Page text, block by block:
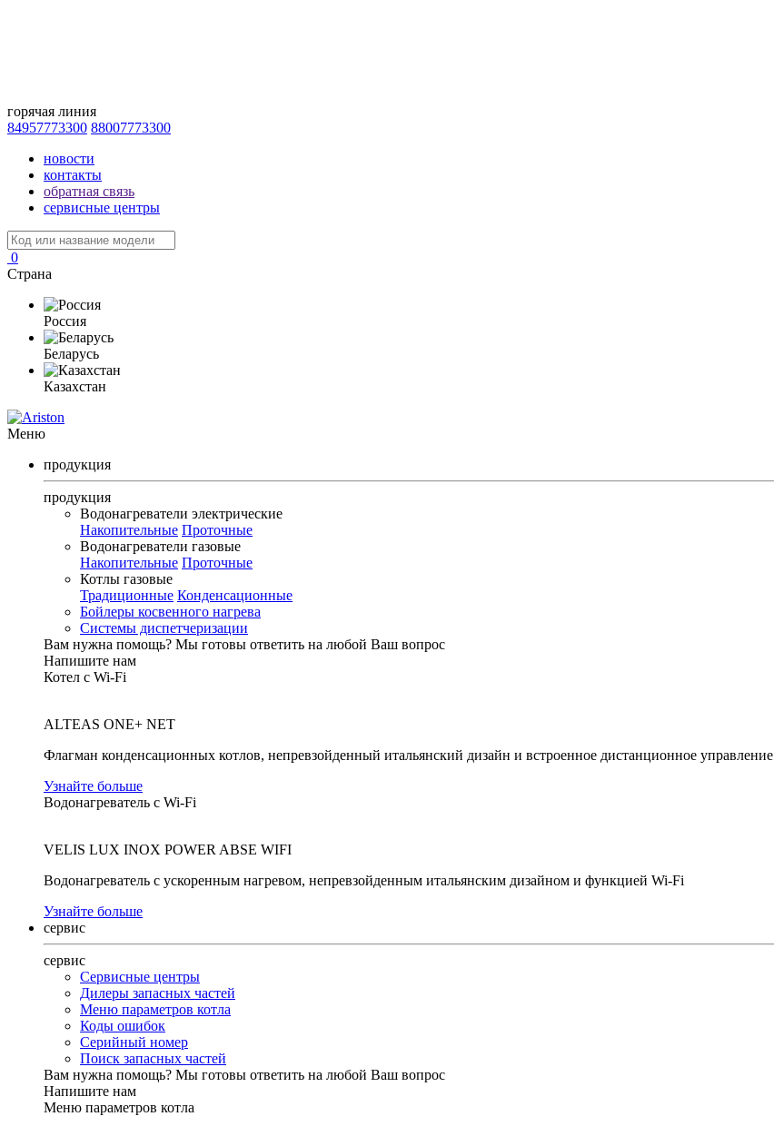
горячая линия
84957773300 88007773300
новости
контакты
обратная связь
сервисные центры
0
Страна
Россия
Беларусь
Казахстан
Меню
продукция
продукция
Водонагреватели электрические
Накопительные Проточные
Водонагреватели газовые
Накопительные Проточные
Котлы газовые
Традиционные Конденсационные
Бойлеры косвенного нагрева
Системы диспетчеризации
Вам нужна помощь? Мы готовы ответить на любой Ваш вопрос
Напишите нам
Котел с Wi-Fi
ALTEAS ONE+ NET
Флагман конденсационных котлов, непревзойденный итальянский дизайн и встроенное дистанционное управление
Узнайте больше
Водонагреватель с Wi-Fi
VELIS LUX INOX POWER ABSE WIFI
Водонагреватель с ускоренным нагревом, непревзойденным итальянским дизайном и функцией Wi-Fi
Узнайте больше
сервис
сервис
Сервисные центры
Дилеры запасных частей
Меню параметров котла
Коды ошибок
Серийный номер
Поиск запасных частей
Вам нужна помощь? Мы готовы ответить на любой Ваш вопрос
Напишите нам
Меню параметров котла